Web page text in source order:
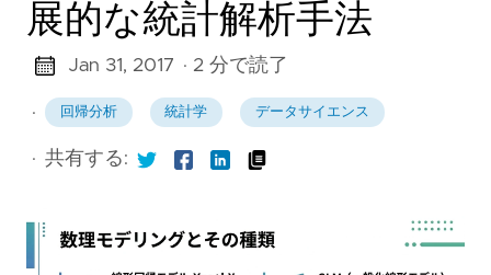
展的な統計解析手法
Jan 31, 2017 · 2 分で読了
· 回帰分析 統計学 データサイエンス
· 共有する: